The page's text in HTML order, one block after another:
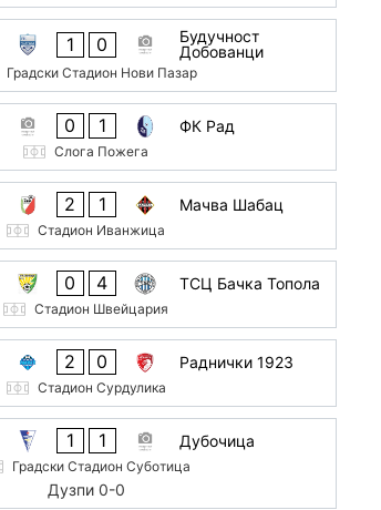
1 0
Будучност
Добованци
Градски Стадион Нови Пазар
0 1 ФК Рад
Слога Пожега
2 1 Мачва Шабац
Стадион Иванжица
0 4 ТСЦ Бачка Топола
Стадион Швейцария
2 0 Раднички 1923
Стадион Сурдулика
1 1 Дубочица
Градски Стадион Суботица
Дузпи 0-0